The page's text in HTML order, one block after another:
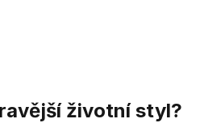
životní styl?